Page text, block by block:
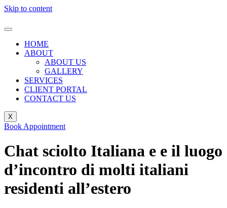
Skip to content
HOME
ABOUT
ABOUT US
GALLERY
SERVICES
CLIENT PORTAL
CONTACT US
X
Book Appointment
Chat sciolto Italiana e e il luogo
d’incontro di molti italiani
residenti all’estero